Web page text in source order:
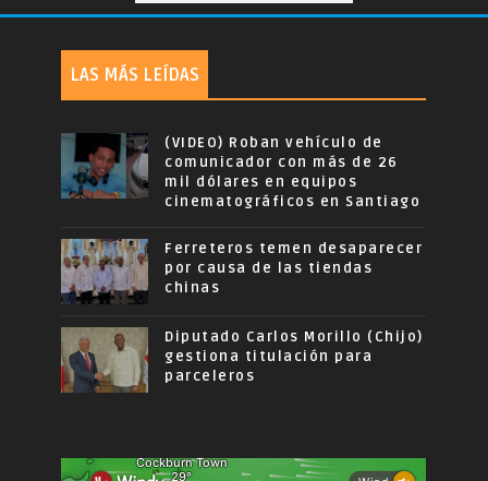
LAS MÁS LEÍDAS
(VIDEO) Roban vehículo de
comunicador con más de 26
mil dólares en equipos
cinematográficos en Santiago
Ferreteros temen desaparecer
por causa de las tiendas
chinas
Diputado Carlos Morillo (Chijo)
gestiona titulación para
parceleros